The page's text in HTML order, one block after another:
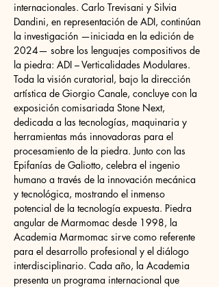
internacionales. Carlo Trevisani y Silvia
Dandini, en representación de ADI, continúan
la investigación —iniciada en la edición de
2024— sobre los lenguajes compositivos de
la piedra: ADI – Verticalidades Modulares.
Toda la visión curatorial, bajo la dirección
artística de Giorgio Canale, concluye con la
exposición comisariada Stone Next,
dedicada a las tecnologías, maquinaria y
herramientas más innovadoras para el
procesamiento de la piedra. Junto con las
Epifanías de Galiotto, celebra el ingenio
humano a través de la innovación mecánica
y tecnológica, mostrando el inmenso
potencial de la tecnología expuesta. Piedra
angular de Marmomac desde 1998, la
Academia Marmomac sirve como referente
para el desarrollo profesional y el diálogo
interdisciplinario. Cada año, la Academia
presenta un programa internacional que